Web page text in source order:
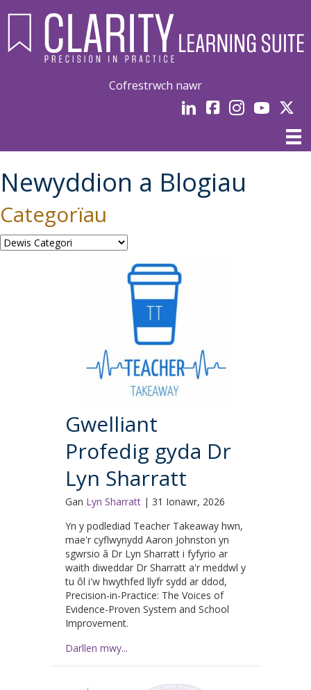
Cofrestrwch nawr
LinkedInfacebookInstagramYouTube
Newyddion a Blogiau
Categorïau
Categorïau
Gwelliant
Profedig gyda Dr
Lyn Sharratt
Gan Lyn Sharratt | 31 Ionawr, 2026
Yn y podlediad Teacher Takeaway hwn,
mae'r cyflwynydd Aaron Johnston yn
sgwrsio â Dr Lyn Sharratt i fyfyrio ar
waith diweddar Dr Sharratt a'r meddwl y
tu ôl i'w hwythfed llyfr sydd ar ddod,
Precision-in-Practice: The Voices of
Evidence-Proven System and School
Improvement.
Darllen mwy...